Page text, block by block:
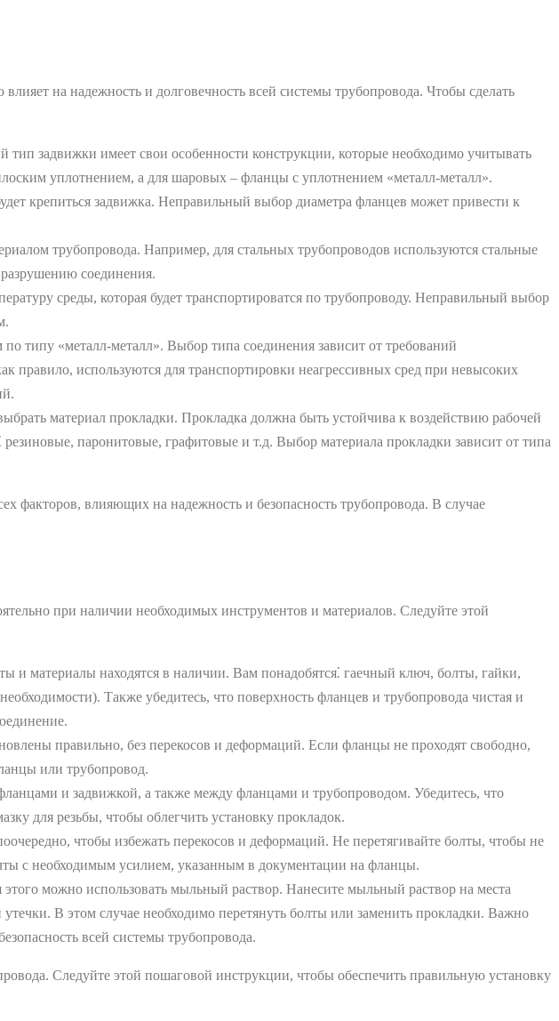
на надежность и долговечность всей системы трубопровода. Чтобы сделать
задвижки имеет свои особенности конструкции, которые необходимо учитывать
уплотнением, а для шаровых – фланцы с уплотнением «металл-металл».
крепиться задвижка. Неправильный выбор диаметра фланцев может привести к
трубопровода. Например, для стальных трубопроводов используются стальные
соединения.
среды, которая будет транспортироватся по трубопроводу. Неправильный выбор
типу «металл-металл». Выбор типа соединения зависит от требований
используются для транспортировки неагрессивных сред при невысоких
материал прокладки. Прокладка должна быть устойчива к воздействию рабочей
паронитовые, графитовые и т.д. Выбор материала прокладки зависит от типа
факторов, влияющих на надежность и безопасность трубопровода. В случае
при наличии необходимых инструментов и материалов. Следуйте этой
и материалы находятся в наличии. Вам понадобятся⁚ гаечный ключ, болты, гайки,
Также убедитесь, что поверхность фланцев и трубопровода чистая и
правильно, без перекосов и деформаций. Если фланцы не проходят свободно,
или трубопровод.
и задвижкой, а также между фланцами и трубопроводом. Убедитесь, что
для резьбы, чтобы облегчить установку прокладок.
чтобы избежать перекосов и деформаций. Не перетягивайте болты, чтобы не
с необходимым усилием, указанным в документации на фланцы.
можно использовать мыльный раствор. Нанесите мыльный раствор на места
В этом случае необходимо перетянуть болты или заменить прокладки. Важно
всей системы трубопровода.
Следуйте этой пошаговой инструкции, чтобы обеспечить правильную установку